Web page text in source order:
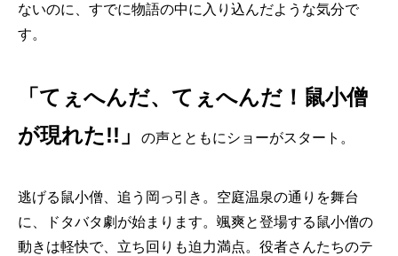
ないのに、すでに物語の中に入り込んだような気分で
す。
「 てぇへんだ、てぇへんだ！鼠小僧
が現れた!!」
の声とともにショーがスタート。
逃げる鼠小僧、追う岡っ引き。空庭温泉の通りを舞台
に、ドタバタ劇が始まります。颯爽と登場する鼠小僧の
動きは軽快で、立ち回りも迫力満点。役者さんたちのテ